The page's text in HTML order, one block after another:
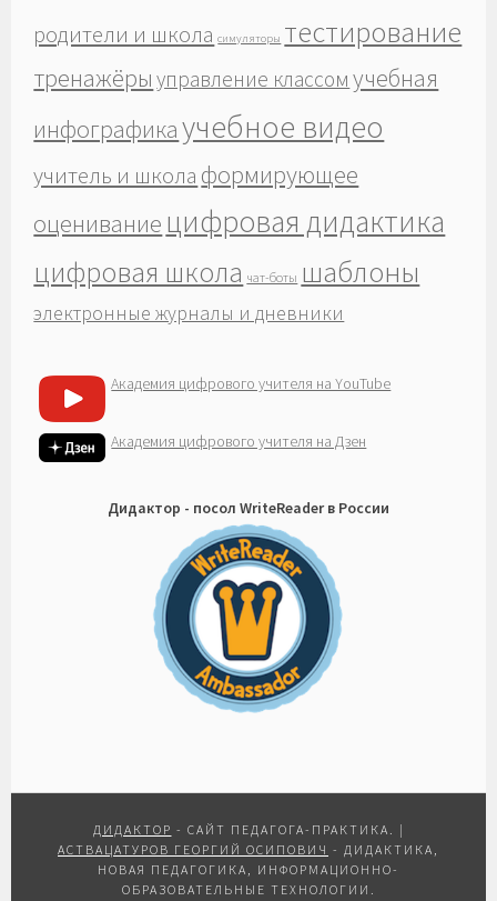
родители и школа симуляторы тестирование
тренажёры управление классом учебная
инфографикаучебное видео
учитель и школа формирующее
оценивание цифровая дидактика
цифровая школа чат-боты шаблоны
электронные журналы и дневники
Академия цифрового учителя на YouTube
Академия цифрового учителя на Дзен
Дидактор - посол WriteReader в России
ДИДАКТОР - САЙТ ПЕДАГОГА-ПРАКТИКА. |
АСТВАЦАТУРОВ ГЕОРГИЙ ОСИПОВИЧ - ДИДАКТИКА,
НОВАЯ ПЕДАГОГИКА, ИНФОРМАЦИОННО-
ОБРАЗОВАТЕЛЬНЫЕ ТЕХНОЛОГИИ.